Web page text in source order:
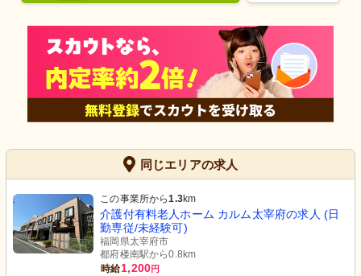
同じエリアの求人
この事業所から1.3km
介護付有料老人ホーム カルム太宰府の求人 (日
勤専従/未経験可)
福岡県太宰府市
都府楼南駅から0.8km
時給1,200円